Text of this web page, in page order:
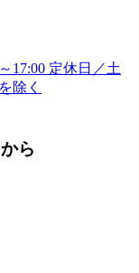
ら